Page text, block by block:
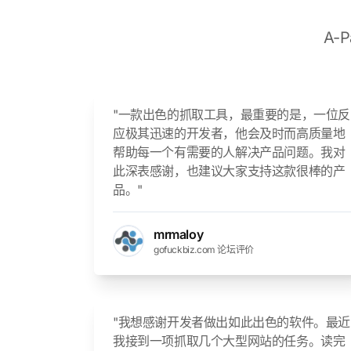
A-
"一款出色的抓取工具，最重要的是，一位反
应极其迅速的开发者，他会及时而高质量地
帮助每一个有需要的人解决产品问题。我对
此深表感谢，也建议大家支持这款很棒的产
品。"
mrmaloy
gofuckbiz.com 论坛评价
"我想感谢开发者做出如此出色的软件。最近
我接到一项抓取几个大型网站的任务。读完